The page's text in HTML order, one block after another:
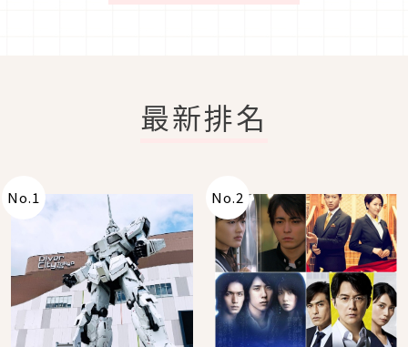
最新排名
No.1 No.2